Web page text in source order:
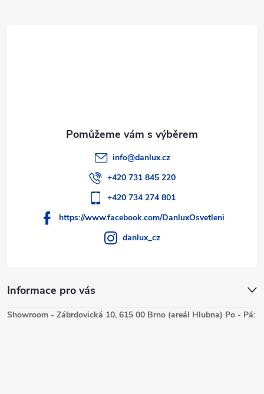
Informace pro vás
info@danlux.cz
+420 731 845 220
+420 734 274 801
https://www.facebook.com/DanluxOsvetleni
danlux_cz
Showroom - Zábrdovická 10, 615 00 Brno (areál Hlubna) Po - Pá: